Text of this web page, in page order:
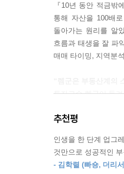
구도심의 형성 과정
제5장 실전! 투자 성
초보자도 할 수 있는
지방 소도시 지역 분
제6장 내게 꼭 맞는
부동산 데이터 분석
가격이 아닌 비율 |
방금 살펴본 것처럼,
없다. 하지만 뛰어넘
노원구, 강북구가 오
져 있어도 가격이 함
퍼져나가는 게 아니
인 정자동, 구미동까
중소형이 오르고 다
는 것이다.
『10년 동안 적금
통해 자산을 100배
돌아가는 원리를 알
흐름과 태생을 잘 파
매매 타이밍, 지역분
투자고수 렘군이 들려
쏟아붓고도 대출을
것이다.
‘내 집 하나 마련해
읽고, 부동산 책이
추천평
인생을 한 단계 업그
것만으로 성공적인
- 김학렬 (빠숑, 더리